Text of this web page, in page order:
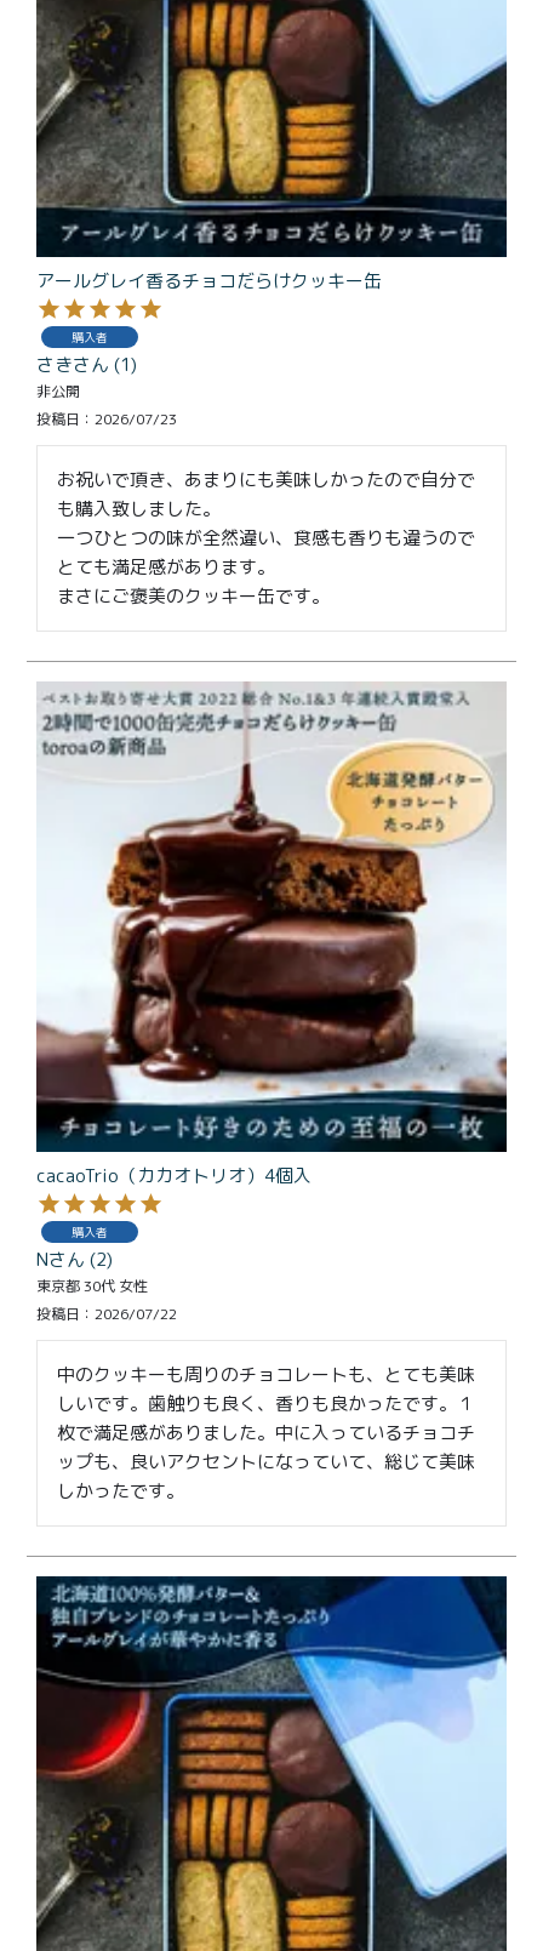
読みもの
お問い合わせ
商品
メンバー特典
ご利用ガイド
プライバシーポリシー
特定商取引法に基づく表記
アールグレイ香るチョコだらけクッキー缶
購入者
さき 1
非公開
投稿日
2026/07/23
お祝いで頂き、あまりにも美味しかったので自分で
も購入致しました。
一つひとつの味が全然違い、食感も香りも違うので
とても満足感があります。
まさにご褒美のクッキー缶です。
cacaoTrio（カカオトリオ）4個入
購入者
N 2
東京都30代 女性
投稿日
2026/07/22
中のクッキーも周りのチョコレートも、とても美味
しいです。歯触りも良く、香りも良かったです。１
枚で満足感がありました。中に入っているチョコチ
ップも、良いアクセントになっていて、総じて美味
しかったです。